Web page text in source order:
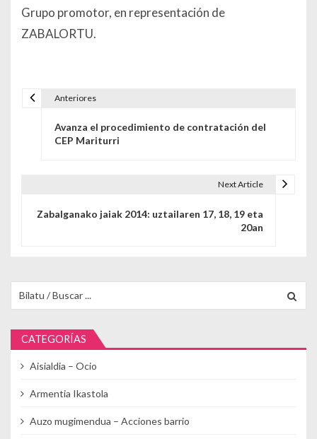
Grupo promotor, en representación de
ZABALORTU.
Anteriores
Avanza el procedimiento de contratación del
CEP Mariturri
Next Article
Zabalganako jaiak 2014: uztailaren 17, 18, 19 eta
20an
CATEGORÍAS
Aisialdia – Ocio
Armentia Ikastola
Auzo mugimendua – Acciones barrio